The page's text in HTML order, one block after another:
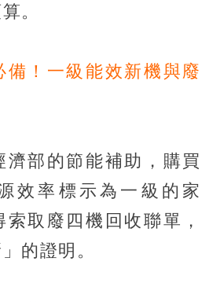
。
備！一級能效新機與廢
濟部的節能補助，購買
效率標示為一級的家
取廢四機回收聯單，
的證明。